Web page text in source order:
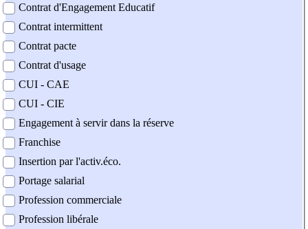
Contrat d'Engagement Educatif
Contrat intermittent
Contrat pacte
Contrat d'usage
CUI - CAE
CUI - CIE
Engagement à servir dans la réserve
Franchise
Insertion par l'activ.éco.
Portage salarial
Profession commerciale
Profession libérale